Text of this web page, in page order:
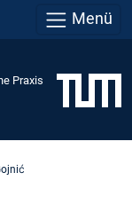
Menü
Praxis